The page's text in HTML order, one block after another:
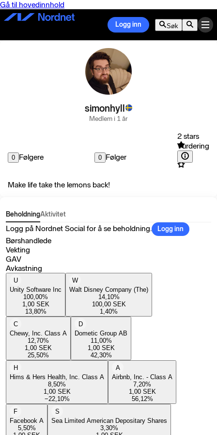
Gå til hovedinnhold
Logg inn Søk
simonhyll
Medlem i 1 år
0 Følgere 0 Følger
2 stars
Vurdering
Make life take the lemons back!
BeholdningAktivitet
Logg på Nordnet Social for å se beholdning. Logg inn
Børshandlede
Vekting
GAV
Avkastning
U
Unity Software Inc
100,00%
1,00 SEK
13,80%
W
Walt Disney Company (The)
14,10%
100,00 SEK
1,40%
C
Chewy, Inc. Class A
12,70%
1,00 SEK
25,50%
D
Dometic Group AB
11,00%
1,00 SEK
42,30%
H
Hims & Hers Health, Inc. Class A
8,50%
1,00 SEK
−22,10%
A
Airbnb, Inc. - Class A
7,20%
1,00 SEK
56,12%
F
Facebook A
5,50%
S
Sea Limited American Depositary Shares
3,30%